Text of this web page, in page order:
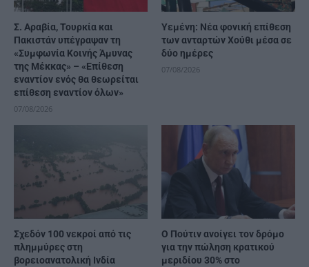
Σ. Αραβία, Τουρκία και
Πακιστάν υπέγραψαν τη
«Συμφωνία Κοινής Άμυνας
της Μέκκας» – «Επίθεση
εναντίον ενός θα θεωρείται
επίθεση εναντίον όλων»
07/08/2026
Υεμένη: Νέα φονική επίθεση
των ανταρτών Χούθι μέσα σε
δύο ημέρες
07/08/2026
Σχεδόν 100 νεκροί από τις
πλημμύρες στη
βορειοανατολική Ινδία
Ο Πούτιν ανοίγει τον δρόμο
για την πώληση κρατικού
μεριδίου 30% στο